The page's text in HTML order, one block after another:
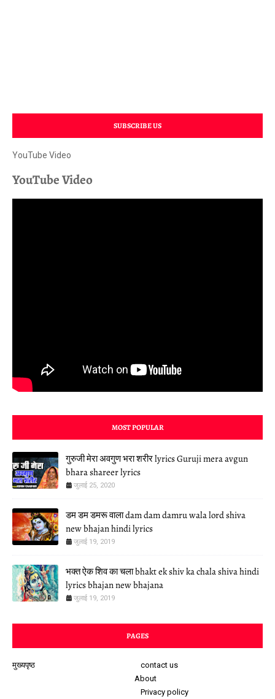
SUBSCRIBE US
YouTube Video
YouTube Video
MOST POPULAR
गुरुजी मेरा अवगुण भरा शरीर lyrics Guruji mera avgun
bhara shareer lyrics
जुलाई 25, 2020
डम डम डमरू वाला dam dam damru wala lord shiva
new bhajan hindi lyrics
जुलाई 19, 2019
भक्त ऐक शिव का चला bhakt ek shiv ka chala shiva hindi
lyrics bhajan new bhajana
जुलाई 19, 2019
PAGES
मुख्यपृष्ठ
contact us
About
Privacy policy